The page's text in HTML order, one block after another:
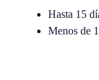
Hasta 15
Menos de